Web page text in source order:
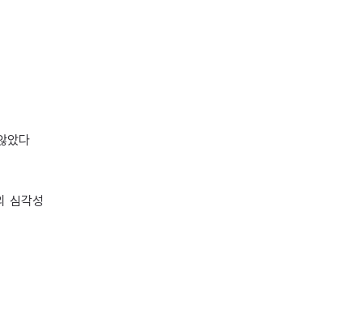
았다
심각성